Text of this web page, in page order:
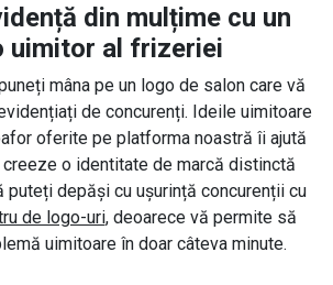
din mulțime cu un
uimitor al frizeriei
mâna pe un logo de salon care vă
de concurenți. Ideile uimitoare
oferite pe platforma noastră îi ajută
o identitate de marcă distinctă
puteți depăși cu ușurință concurenții cu
de logo-uri, deoarece vă permite să
uimitoare în doar câteva minute.